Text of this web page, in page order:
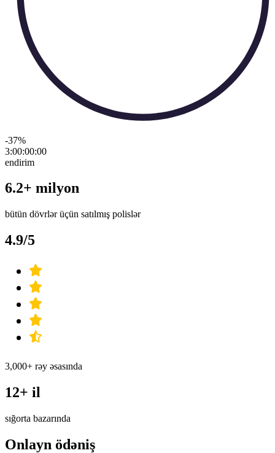
-37%
3:00:00:00
endirim
6.2+ milyon
bütün dövrlər üçün satılmış polislər
4.9/5
3,000+ rəy əsasında
12+ il
sığorta bazarında
Onlayn ödəniş